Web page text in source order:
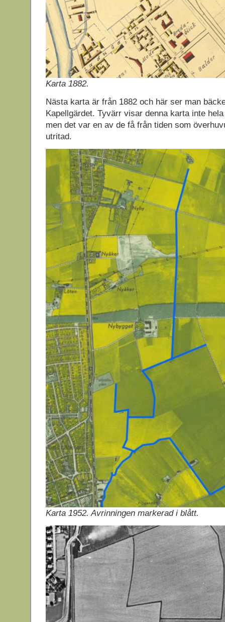
Karta 1882.
Nästa karta är från 1882 och här ser man
Kapellgärdet. Tyvärr visar denna karta inte
men det var en av de få från tiden som
utritad.
Karta 1952. Avrinningen markerad i blått.